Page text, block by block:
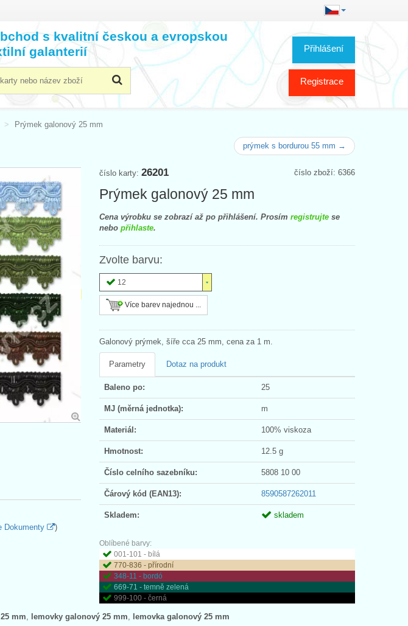
Přihlášení
Registrace
s kvalitní českou a evropskou
galanterií
Prýmek galonový 25 mm
prýmek s bordurou 55 mm →
číslo zboží: 6366
číslo karty: 26201
Prýmek galonový 25 mm
Cena výrobku se zobrazí až po přihlášení. Prosím registrujte se
nebo přihlaste.
Zvolte barvu:
12
Více barev najednou ...
Galonový prýmek, šíře cca 25 mm, cena za 1 m.
Parametry Dotaz na produkt
Baleno po: 25
MJ (měrná jednotka): m
Materiál: 100% viskoza
Hmotnost: 12.5 g
Číslo celního sazebníku: 5808 10 00
Čárový kód (EAN13): 8590587262011
Skladem: skladem
Oblíbené barvy:
001-101 - bílá
770-836 - přírodní
348-11 - bordó
669-71 - temně zelená
999-100 - černá
Dokumenty )
mm lemovky galonový 25 mm lemovka galonový 25 mm